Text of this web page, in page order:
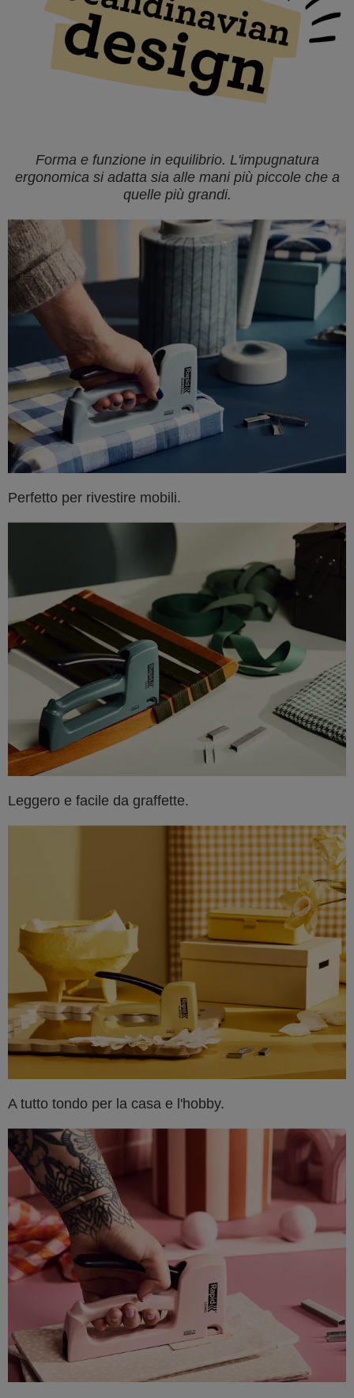
Forma e funzione in equilibrio. L'impugnatura
ergonomica si adatta sia alle mani più piccole che a
quelle più grandi.
Perfetto per rivestire mobili.
Leggero e facile da graffette.
A tutto tondo per la casa e l'hobby.